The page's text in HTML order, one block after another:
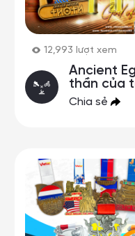
12,993 lượt xem
Ancient
thần của
Chia sẻ